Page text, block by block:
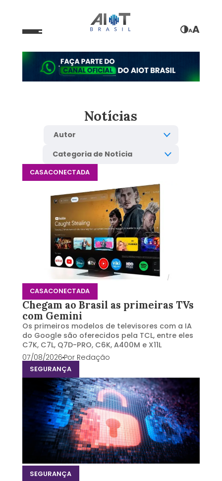
AA
Notícias
CASACONECTADA
CASACONECTADA
Chegam ao Brasil as primeiras TVs
com Gemini
Os primeiros modelos de televisores com a IA
do Google são oferecidos pela TCL, entre eles
C7K, C7L, Q7D-PRO, C6K, A400M e X11L
07/08/2026Por Redação
SEGURANÇA
SEGURANÇA